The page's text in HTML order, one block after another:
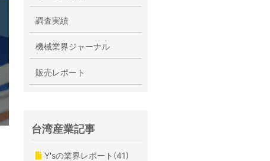
調査実績
機械業界ジャーナル
販売レポート
台湾産業記事
Y'sの業界レポート(41)